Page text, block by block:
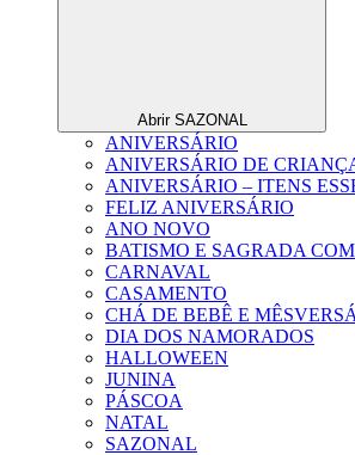
Abrir SAZONAL
ANIVERSÁRIO
ANIVERSÁRIO DE
ANIVERSÁRIO – ITENS
FELIZ ANIVERSÁRIO
ANO NOVO
BATISMO E SAGRADA
CARNAVAL
CASAMENTO
CHÁ DE BEBÊ E
DIA DOS NAMORADOS
HALLOWEEN
JUNINA
PÁSCOA
NATAL
SAZONAL